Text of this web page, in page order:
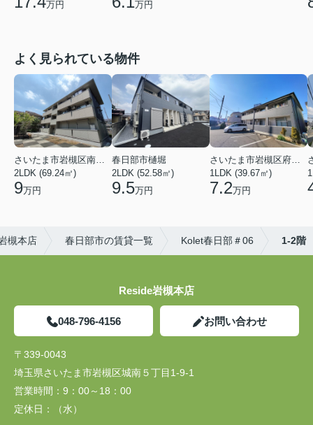
万円 万円
よく見られている物件
さいたま市岩槻区南平野４丁目
2LDK (69.24㎡)
9万円
春日部市樋堀
2LDK (52.58㎡)
9.5万円
さいたま市岩槻区府内１丁目
1LDK (39.67㎡)
7.2万円
槻本店 春日部市の賃貸一覧 Kolet春日部＃06 1-2階
Reside岩槻本店
048-796-4156 お問い合わせ
〒339-0043
埼玉県さいたま市岩槻区城南５丁目1-9-1
営業時間： 9：00～18：00
定休日：
（水）